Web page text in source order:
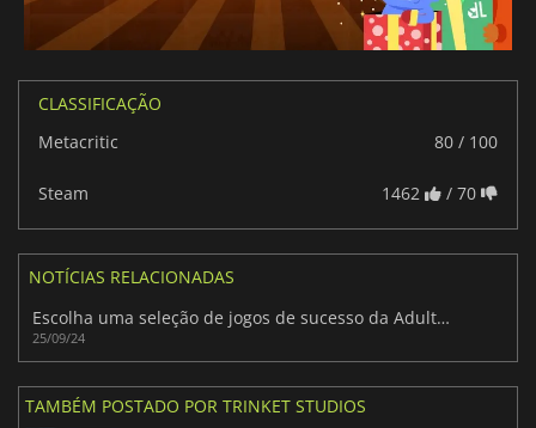
CLASSIFICAÇÃO
Metacritic
80 / 100
Steam 1462 / 70
NOTÍCIAS RELACIONADAS
Escolha uma seleção de jogos de sucesso da Adult Swim com este último Humble Bundle
25/09/24
TAMBÉM POSTADO POR TRINKET STUDIOS